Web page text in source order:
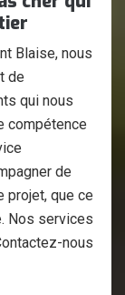
Blaise, nous
de
qui nous
compétence
de
projet, que ce
Nos services
nous